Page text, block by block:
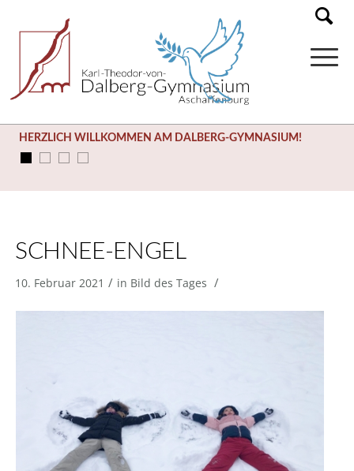
HERZLICH WILLKOMMEN AM DALBERG-GYMNASIUM!
SCHNEE-ENGEL
10. Februar 2021 / in Bild des Tages /